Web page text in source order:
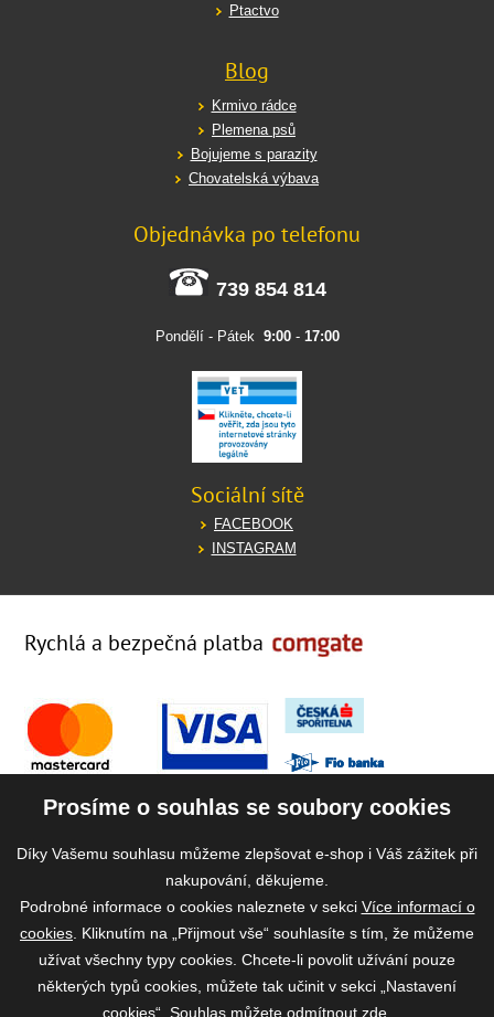
Ptactvo
Blog
Krmivo rádce
Plemena psů
Bojujeme s parazity
Chovatelská výbava
Objednávka po telefonu
739 854 814
Pondělí - Pátek 9:00- 17:00
Sociální sítě
FACEBOOK
INSTAGRAM
Rychlá a bezpečná platba
Prosíme o souhlas se soubory cookies
Díky Vašemu souhlasu můžeme zlepšovat e-shop i Váš zážitek při
nakupování, děkujeme.
Podrobné informace o cookies naleznete v sekci Více informací o
cookies . Kliknutím na „Přijmout vše“ souhlasíte s tím, že můžeme
užívat všechny typy cookies. Chcete-li povolit užívání pouze
některých typů cookies, můžete tak učinit v sekci „Nastavení
cookies“. Souhlas můžete odmítnout zde